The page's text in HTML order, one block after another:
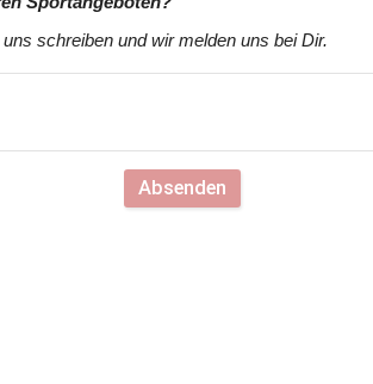
schreiben und wir melden uns bei Dir.
Absenden